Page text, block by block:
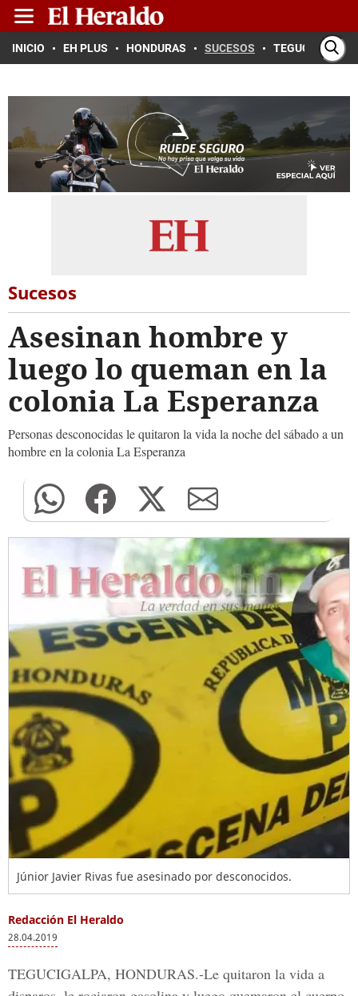
INICIO EH PLUS HONDURAS SUCESOS TEGUCIGALPA
Sucesos
Asesinan hombre y
luego lo queman en la
colonia La Esperanza
Personas desconocidas le quitaron la vida la noche del sábado a un
hombre en la colonia La Esperanza
Júnior Javier Rivas fue asesinado por desconocidos.
Redacción El Heraldo
28.04.2019
TEGUCIGALPA, HONDURAS.-Le quitaron la vida a